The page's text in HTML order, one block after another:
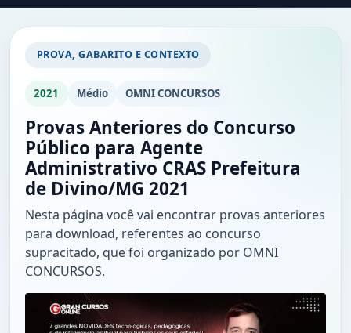
PROVA, GABARITO E CONTEXTO
2021 Médio OMNI CONCURSOS
Provas Anteriores do Concurso
Público para Agente
Administrativo CRAS Prefeitura
de Divino/MG 2021
Nesta página você vai encontrar provas anteriores
para download, referentes ao concurso
supracitado, que foi organizado por OMNI
CONCURSOS.